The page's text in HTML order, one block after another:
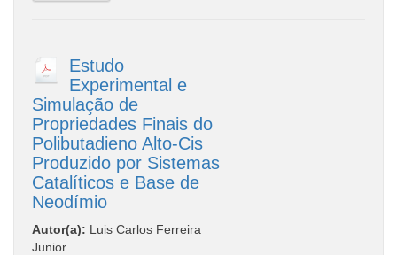
Estudo
Experimental e
Simulação de
Propriedades Finais do
Polibutadieno Alto-Cis
Produzido por Sistemas
Catalíticos e Base de
Neodímio
Autor(a): Luis Carlos Ferreira
Junior